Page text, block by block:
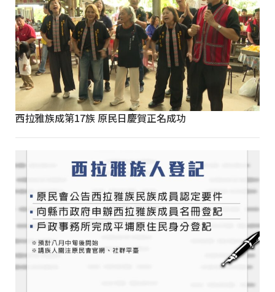
西拉雅族成第17族 原民日慶賀正名成功